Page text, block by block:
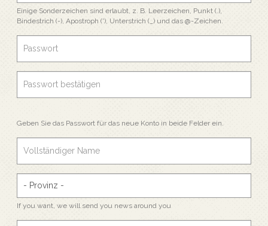
Einige Sonderzeichen sind erlaubt, z. B. Leerzeichen, Punkt (.),
Bindestrich (-), Apostroph ('), Unterstrich (_) und das @-Zeichen.
Geben Sie das Passwort für das neue Konto in beide Felder ein.
If you want, we will send you news around you